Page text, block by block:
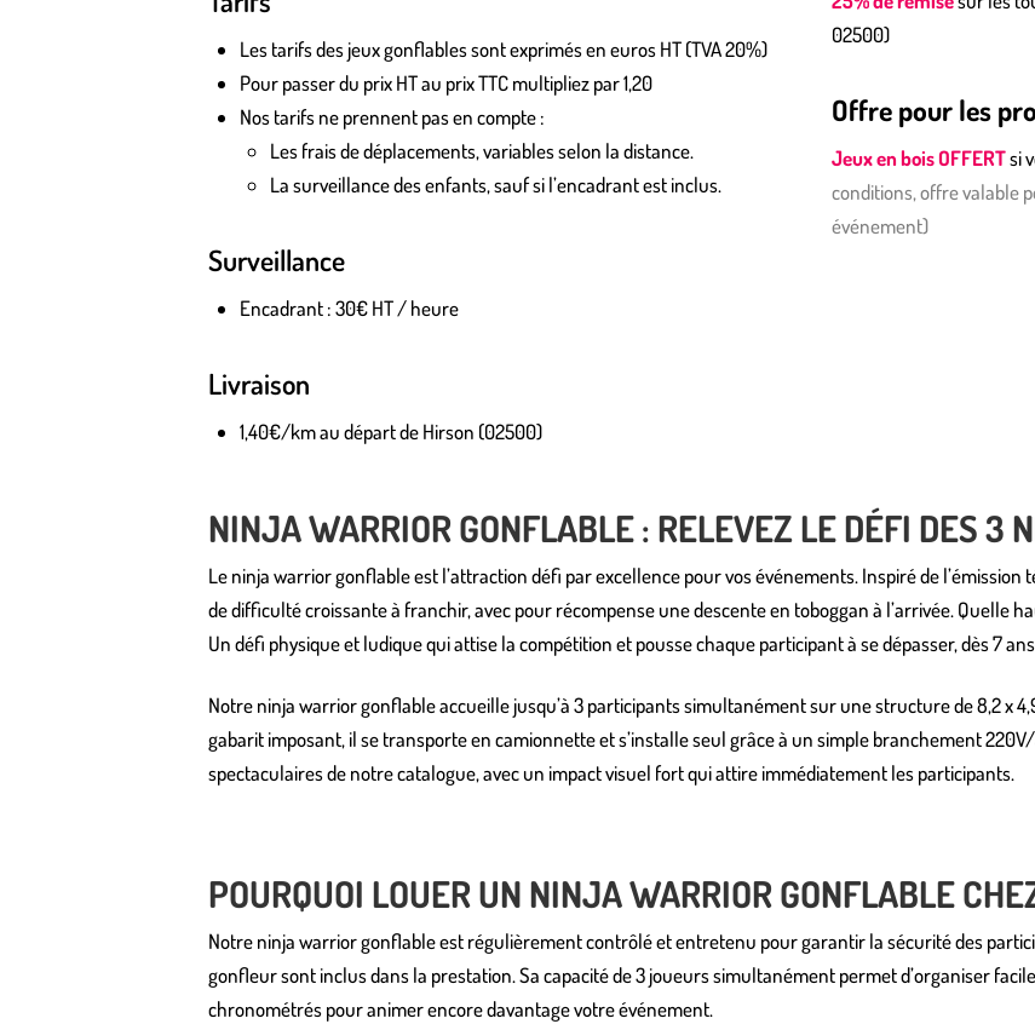
Les tarifs des jeux gonflables sont exprimés en euros HT (TVA 20%)
Pour passer du prix HT au prix TTC multipliez par 1,20
Nos tarifs ne prennent pas en compte :
Les frais de déplacements, variables selon la distance.
La surveillance des enfants, sauf si l’encadrant est inclus.
Surveillance
Encadrant : 30€ HT / heure
Livraison
1,40€/km au départ de Hirson (02500)
02500)
Offre pour les
Jeux en bois OFFERTsi
conditions, offre valable
événement)
NINJA WARRIOR GONFLABLE : RELEVEZ LE DÉFI DES 3
Le ninja warrior gonflable est l’attraction défi par excellence pour vos événements. Inspiré de
de difficulté croissante à franchir, avec pour récompense une descente en toboggan à l’arrivée. Quelle
Un défi physique et ludique qui attise la compétition et pousse chaque participant à se dépasser, dès 7
Notre ninja warrior gonflable accueille jusqu’à 3 participants simultanément sur une structure de 8,2 x
gabarit imposant, il se transporte en camionnette et s’installe seul grâce à un simple branchement 220V/
spectaculaires de notre catalogue, avec un impact visuel fort qui attire immédiatement les participants.
POURQUOI LOUER UN NINJA WARRIOR GONFLABLE
Notre ninja warrior gonflable est régulièrement contrôlé et entretenu pour garantir la sécurité des
gonfleur sont inclus dans la prestation. Sa capacité de 3 joueurs simultanément permet d’organiser
chronométrés pour animer encore davantage votre événement.